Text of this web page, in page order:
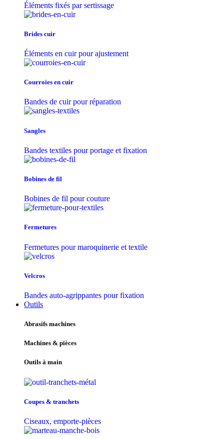
Éléments fixés par sertissage
Brides cuir
Éléments en cuir pour ajustement
Courroies en cuir
Bandes de cuir pour réparation
Sangles
Bandes textiles pour portage et fixation
Bobines de fil
Bobines de fil pour couture
Fermetures
Fermetures pour maroquinerie et textile
Velcros
Bandes auto-agrippantes pour fixation
Outils
Abrasifs machines
Machines & pièces
Outils à main
Coupes & tranchets
Ciseaux, emporte-pièces